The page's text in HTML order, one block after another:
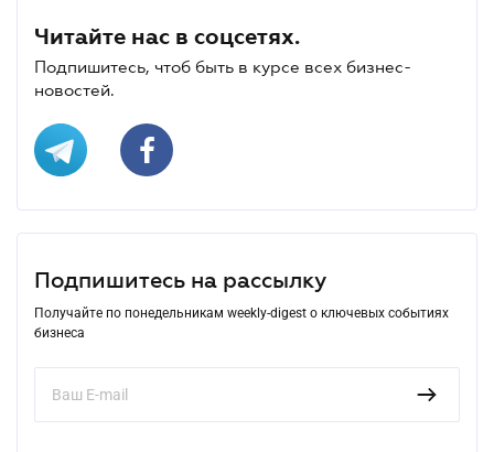
Читайте нас в соцсетях.
Подпишитесь, чтоб быть в курсе всех бизнес-
новостей.
Подпишитесь на рассылку
Получайте по понедельникам weekly-digest о ключевых событиях
бизнеса